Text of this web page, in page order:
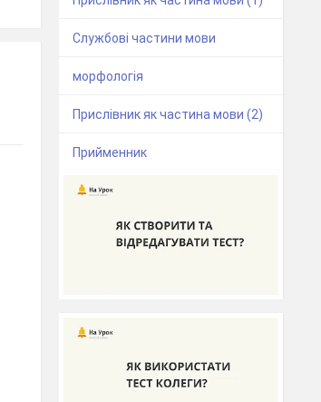
Службові частини мови
морфологія
Прислівник як частина мови (2)
Прийменник